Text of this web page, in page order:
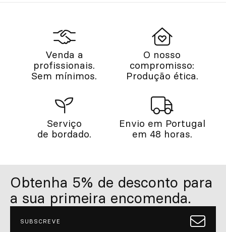
Venda a
profissionais.
Sem mínimos.
O nosso
compromisso:
Produção ética.
Serviço
de bordado.
Envio em Portugal
em 48 horas.
Obtenha 5% de desconto para
a sua primeira encomenda.
SUBSCREVE